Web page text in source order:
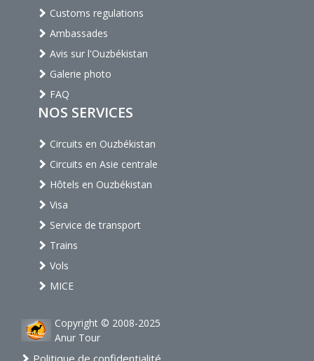
Customs regulations
Ambassades
Avis sur l'Ouzbékistan
Galerie photo
FAQ
NOS SERVICES
Circuits en Ouzbékistan
Circuits en Asie centrale
Hôtels en Ouzbékistan
Visa
Service de transport
Trains
Vols
MICE
Copyright © 2008-2025
Anur Tour